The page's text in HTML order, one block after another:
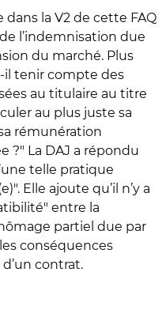
la V2 de cette FAQ
l’indemnisation due
du marché. Plus
il tenir compte des
au titulaire au titre
au plus juste sa
rémunération
?" La DAJ a répondu
telle pratique
Elle ajoute qu’il n’y a
entre la
partiel due par
conséquences
contrat.